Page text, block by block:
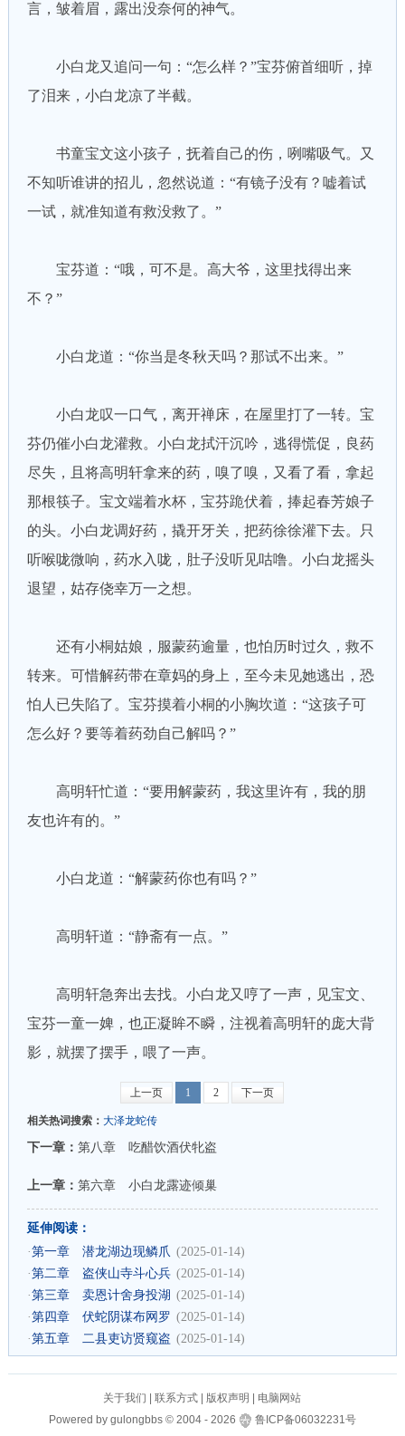
言，皱着眉，露出没奈何的神气。
小白龙又追问一句：“怎么样？”宝芬俯首细听，掉
了泪来，小白龙凉了半截。
书童宝文这小孩子，抚着自己的伤，咧嘴吸气。又
不知听谁讲的招儿，忽然说道：“有镜子没有？嘘着试
一试，就准知道有救没救了。”
宝芬道：“哦，可不是。高大爷，这里找得出来
不？”
小白龙道：“你当是冬秋天吗？那试不出来。”
小白龙叹一口气，离开禅床，在屋里打了一转。宝
芬仍催小白龙灌救。小白龙拭汗沉吟，逃得慌促，良药
尽失，且将高明轩拿来的药，嗅了嗅，又看了看，拿起
那根筷子。宝文端着水杯，宝芬跪伏着，捧起春芳娘子
的头。小白龙调好药，撬开牙关，把药徐徐灌下去。只
听喉咙微响，药水入咙，肚子没听见咕噜。小白龙摇头
退望，姑存侥幸万一之想。
还有小桐姑娘，服蒙药逾量，也怕历时过久，救不
转来。可惜解药带在章妈的身上，至今未见她逃出，恐
怕人已失陷了。宝芬摸着小桐的小胸坎道：“这孩子可
怎么好？要等着药劲自己解吗？”
高明轩忙道：“要用解蒙药，我这里许有，我的朋
友也许有的。”
小白龙道：“解蒙药你也有吗？”
高明轩道：“静斋有一点。”
高明轩急奔出去找。小白龙又哼了一声，见宝文、
宝芬一童一婢，也正凝眸不瞬，注视着高明轩的庞大背
影，就摆了摆手，喂了一声。
上一页 1 2 下一页
相关热词搜索： 大泽龙蛇传
下一章： 第八章 吃醋饮酒伏牝盗
上一章： 第六章 小白龙露迹倾巢
延伸阅读：
·第一章 潜龙湖边现鳞爪 (2025-01-14)
·第二章 盗侠山寺斗心兵 (2025-01-14)
·第三章 卖恩计舍身投湖 (2025-01-14)
·第四章 伏蛇阴谋布网罗 (2025-01-14)
·第五章 二县吏访贤窥盗 (2025-01-14)
关于我们 |联系方式 版权声明
电脑网站
Powered by gulongbbs ©2004 - 2026 鲁ICP备06032231号